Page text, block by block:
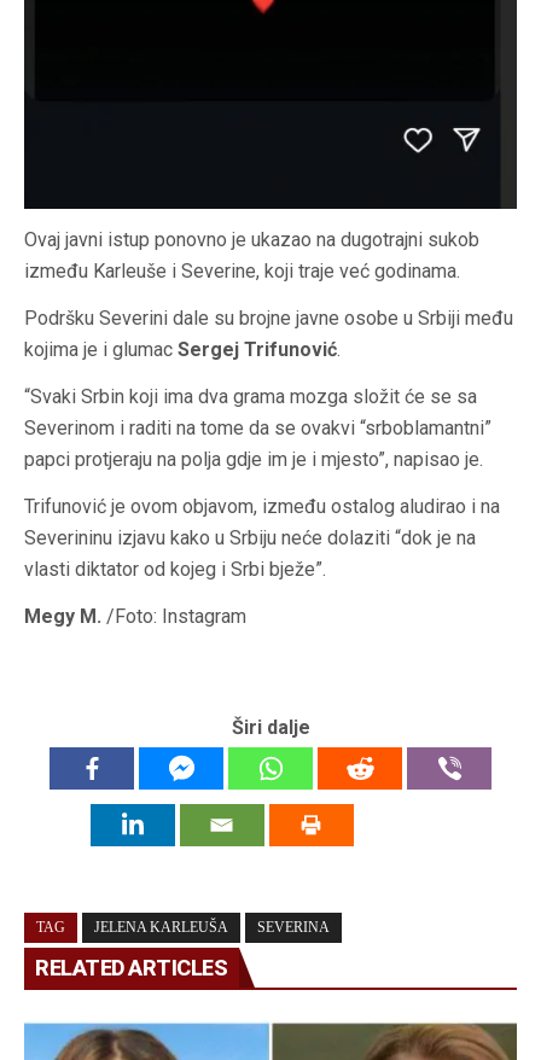
Ovaj javni istup ponovno je ukazao na dugotrajni sukob
između Karleuše i Severine, koji traje već godinama.
Podršku Severini dale su brojne javne osobe u Srbiji među
kojima je i glumac Sergej Trifunović.
“Svaki Srbin koji ima dva grama mozga složit će se sa
Severinom i raditi na tome da se ovakvi “srboblamantni”
papci protjeraju na polja gdje im je i mjesto”, napisao je.
Trifunović je ovom objavom, između ostalog aludirao i na
Severininu izjavu kako u Srbiju neće dolaziti “dok je na
vlasti diktator od kojeg i Srbi bježe”.
Megy M. /Foto: Instagram
Širi dalje
TAG JELENA KARLEUŠA SEVERINA
RELATED ARTICLES